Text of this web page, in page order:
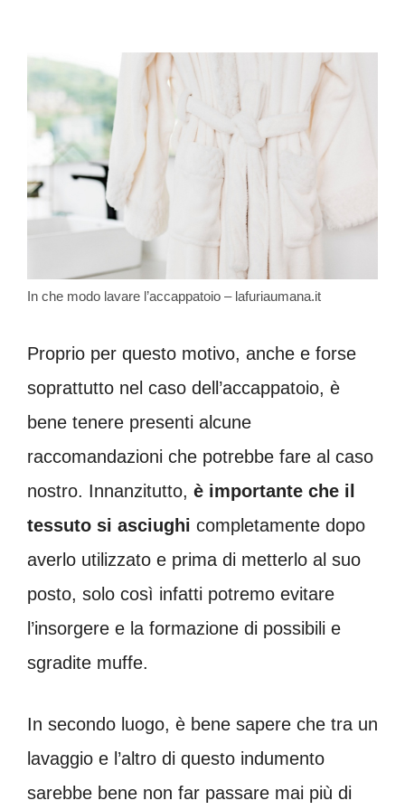
In che modo lavare l’accappatoio – lafuriaumana.it
Proprio per questo motivo, anche e forse
soprattutto nel caso dell’accappatoio, è
bene tenere presenti alcune
raccomandazioni che potrebbe fare al caso
nostro. Innanzitutto, è importante che il
tessuto si asciughi completamente dopo
averlo utilizzato e prima di metterlo al suo
posto, solo così infatti potremo evitare
l’insorgere e la formazione di possibili e
sgradite muffe.
In secondo luogo, è bene sapere che tra un
lavaggio e l’altro di questo indumento
sarebbe bene non far passare mai più di